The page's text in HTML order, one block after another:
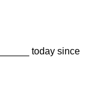
today since